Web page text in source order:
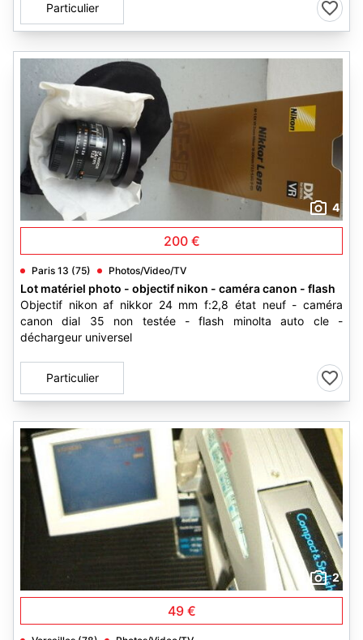
Particulier
4
200 €
Paris 13 (75) Photos/Video/TV
Lot matériel photo - objectif nikon - caméra canon - flash
Objectif nikon af nikkor 24 mm f:2,8 état neuf - caméra
canon dial 35 non testée - flash minolta auto cle -
déchargeur universel
Particulier
2
49 €